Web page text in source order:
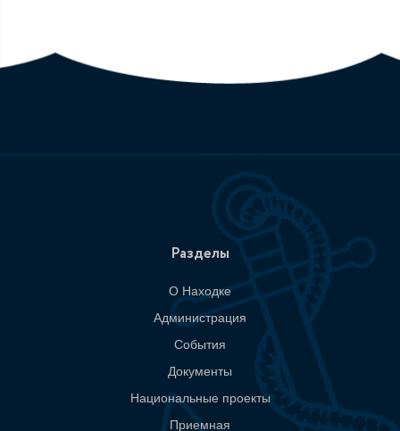
Разделы
О Находке
Администрация
События
Документы
Национальные проекты
Приемная